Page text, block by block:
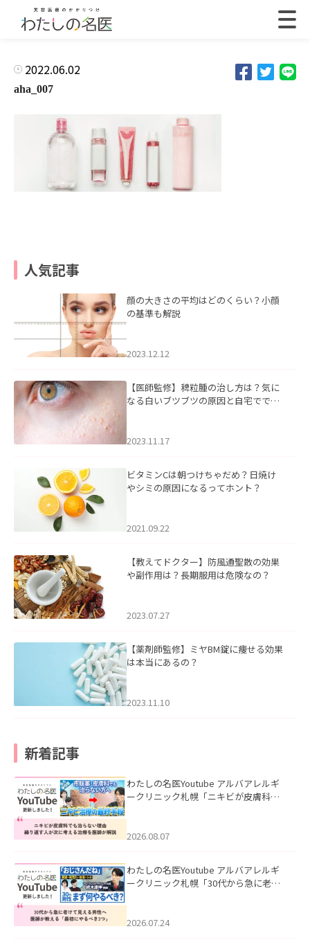
2022.06.02
aha_007
人気記事
顔の大きさの平均はどのくらい？小顔
の基準も解説
2023.12.12
【医師監修】稗粒腫の治し方は？気に
なる白いブツブツの原因と自宅ででき
2023.11.17
ビタミンCは朝つけちゃだめ？日焼け
やシミの原因になるってホント？
2021.09.22
【教えてドクター】防風通聖散の効果
や副作用は？長期服用は危険なの？
2023.07.27
【薬剤師監修】ミヤBM錠に痩せる効果
は本当にあるの？
2023.11.10
新着記事
わたしの名医Youtube アルバアレルギ
ークリニック札幌「ニキビが皮膚科で
ました。
2026.08.07
わたしの名医Youtube アルバアレルギ
ークリニック札幌「30代から急に老け
た。
2026.07.24